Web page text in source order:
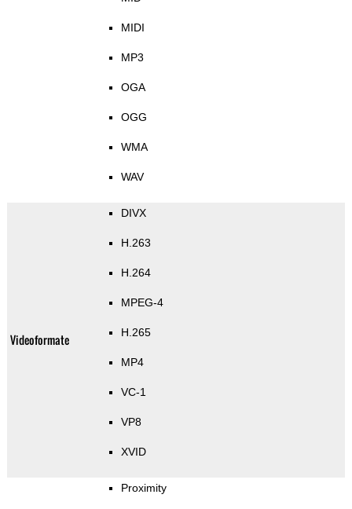
MIDI
MP3
OGA
OGG
WMA
WAV
Videoformate
DIVX
H.263
H.264
MPEG-4
H.265
MP4
VC-1
VP8
XVID
Proximity